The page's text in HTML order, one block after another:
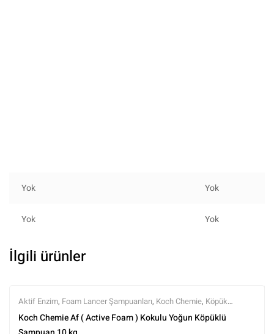
Yok Yok
Yok Yok
İlgili ürünler
Aktif Enzim, Foam Lancer Şampuanları, Koch Chemie, Köpük
Örtüleri,Markalar, Şampuanlar,Tüm Ürünler ,Tüm Ürünler,Yıkama
Ürünleri
Koch Chemie Af ( Active Foam ) Kokulu Yoğun Köpüklü